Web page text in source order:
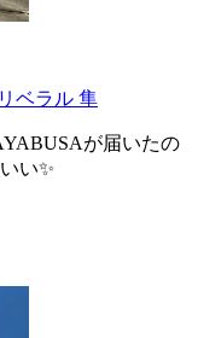
ベラル 隼
が届いたの
い✨️